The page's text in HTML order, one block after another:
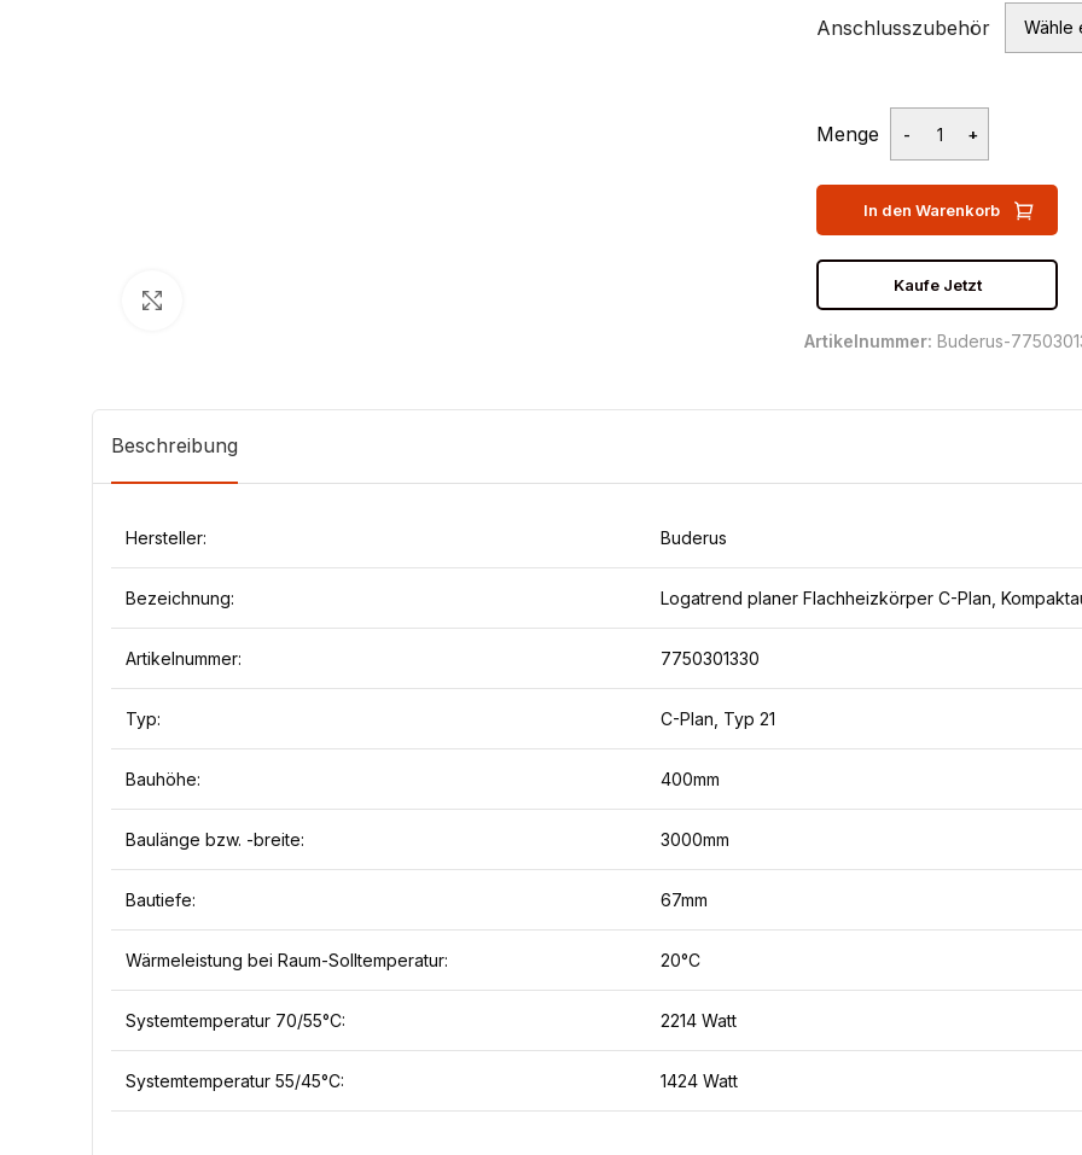
Anschlusszubehör
Menge
In den Warenkorb
Kaufe Jetzt
Artikelnummer: Buderus-
Beschreibung
Hersteller: Buderus
Bezeichnung: Logatrend planer Flachheizkörper C-Plan,
Artikelnummer: 7750301330
Typ: C-Plan, Typ 21
Bauhöhe: 400mm
Baulänge bzw. -breite: 3000mm
Bautiefe: 67mm
Wärmeleistung bei Raum-Solltemperatur: 20°C
Systemtemperatur 70/55°C: 2214 Watt
Systemtemperatur 55/45°C: 1424 Watt